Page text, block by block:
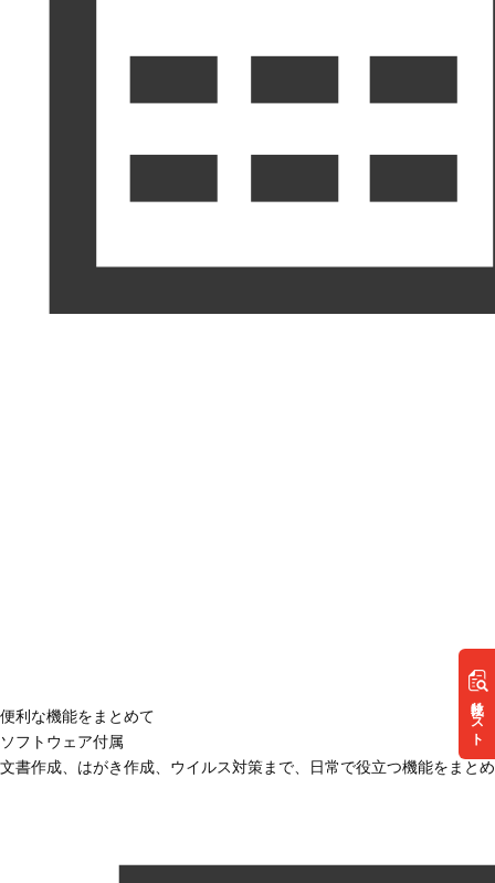
リスト
便利な機能をまとめて
ソフトウェア付属
文書作成、はがき作成、ウイルス対策まで、日常で役立つ機能をまと